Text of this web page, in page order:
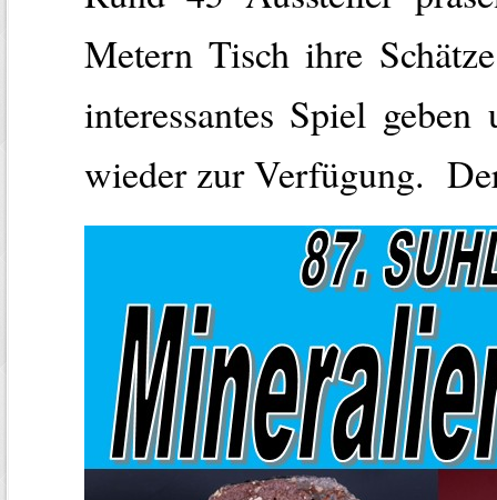
Metern Tisch ihre
interessantes Spiel geben
wieder zur Verfügung.